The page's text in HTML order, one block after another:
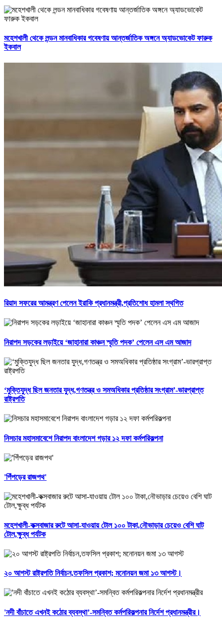
মহেশখালী থেকে লন্ডন মানবাধিকার গবেষণায় আন্তর্জাতিক অঙ্গনে অ্যাডভোকেট ফারুক
ইকবাল
রিয়াদ সফরের আমন্ত্রণ পেলেন ইরাকি প্রধানমন্ত্রী,প্রতিশোধ হামলা স্থগিত
নিরাপদ সড়কের লড়াইয়ে ‘জাহানারা কাঞ্চন স্মৃতি পদক’ পেলেন এস এম আজাদ
‘মুক্তিযুদ্ধ ছিল জনতার যুদ্ধ,গণতন্ত্র ও সমঅধিকার প্রতিষ্ঠার সংগ্রাম’-ভারপ্রাপ্ত
রাষ্ট্রপতি
নিসচার মহাসমাবেশে নিরাপদ বাংলাদেশ গড়ার ১২ দফা কর্মপরিকল্পনা
'পিঁপড়ের রাজপথ'
মহেশখালী-কক্সবাজার রুটে আসা-যাওয়ায় টোল ১০০ টাকা,নৌভাড়ার চেয়েও বেশি ঘাট
টোল,ক্ষুব্ধ পর্যটক
২০ আগস্ট রাষ্ট্রপতি নির্বাচন,তফসিল প্রকাশ; মনোনয়ন জমা ১৩ আগস্ট।
'নদী বাঁচাতে এখনই কঠোর ব্যবস্থা’-সমন্বিত কর্মপরিকল্পনার নির্দেশ প্রধানমন্ত্রীর।